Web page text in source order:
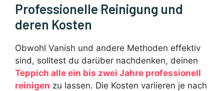
Professionelle Reinigung und
deren Kosten
Obwohl Vanish und andere Methoden effektiv
sind, solltest du darüber nachdenken, deinen
Teppich alle ein bis zwei Jahre professionell
reinigen zu lassen. Die Kosten variieren je nach